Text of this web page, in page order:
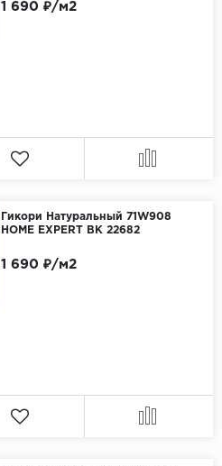
1 690 ₽/м2
Гикори Натуральный 71W908
HOME EXPERT ВК 22682
1 690 ₽/м2